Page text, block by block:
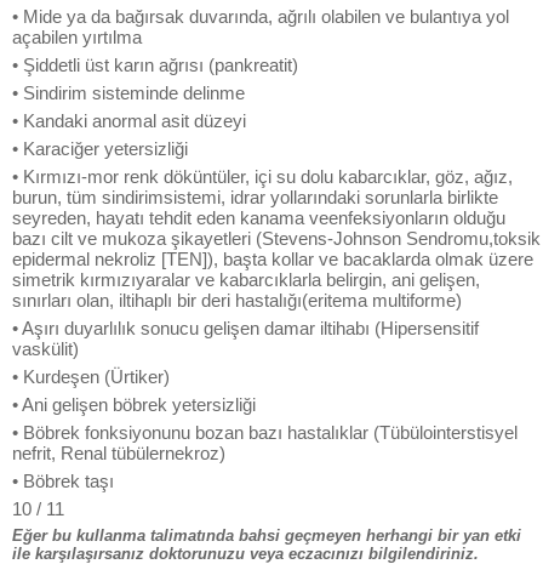
• Mide ya da bağırsak duvarında, ağrılı olabilen ve bulantıya yol
açabilen yırtılma
• Şiddetli üst karın ağrısı (pankreatit)
• Sindirim sisteminde delinme
• Kandaki anormal asit düzeyi
• Karaciğer yetersizliği
• Kırmızı-mor renk döküntüler, içi su dolu kabarcıklar, göz, ağız,
burun, tüm sindirimsistemi, idrar yollarındaki sorunlarla birlikte
seyreden, hayatı tehdit eden kanama veenfeksiyonların olduğu
bazı cilt ve mukoza şikayetleri (Stevens-Johnson Sendromu,toksik
epidermal nekroliz [TEN]), başta kollar ve bacaklarda olmak üzere
simetrik kırmızıyaralar ve kabarcıklarla belirgin, ani gelişen,
sınırları olan, iltihaplı bir deri hastalığı(eritema multiforme)
• Aşırı duyarlılık sonucu gelişen damar iltihabı (Hipersensitif
vaskülit)
• Kurdeşen (Ürtiker)
• Ani gelişen böbrek yetersizliği
• Böbrek fonksiyonunu bozan bazı hastalıklar (Tübülointerstisyel
nefrit, Renal tübülernekroz)
• Böbrek taşı
10 / 11
Eğer bu kullanma talimatında bahsi geçmeyen herhangi bir yan etki
ile karşılaşırsanız doktorunuzu veya eczacınızı bilgilendiriniz.